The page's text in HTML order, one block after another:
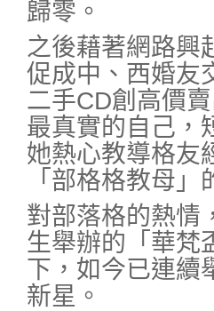
歸零。
之後藉著網路興
促成中、西婚友
二手CD創高價
最真實的自己，
她熱心教導格友
「部格格教母」
對部落格的熱情
生舉辦的「華梵
下，如今已連續
新星。